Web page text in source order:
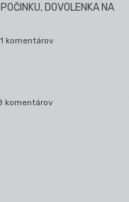
DOVOLENKA NA
komentárov
komentárov